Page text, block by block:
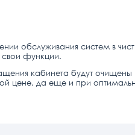
обслуживания систем в
свои функции.
кабинета будут
цене, да еще и при